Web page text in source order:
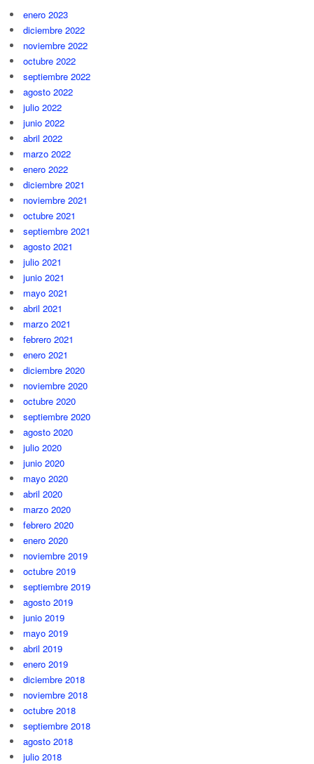
enero 2023
diciembre 2022
noviembre 2022
octubre 2022
septiembre 2022
agosto 2022
julio 2022
junio 2022
abril 2022
marzo 2022
enero 2022
diciembre 2021
noviembre 2021
octubre 2021
septiembre 2021
agosto 2021
julio 2021
junio 2021
mayo 2021
abril 2021
marzo 2021
febrero 2021
enero 2021
diciembre 2020
noviembre 2020
octubre 2020
septiembre 2020
agosto 2020
julio 2020
junio 2020
mayo 2020
abril 2020
marzo 2020
febrero 2020
enero 2020
noviembre 2019
octubre 2019
septiembre 2019
agosto 2019
junio 2019
mayo 2019
abril 2019
enero 2019
diciembre 2018
noviembre 2018
octubre 2018
septiembre 2018
agosto 2018
julio 2018